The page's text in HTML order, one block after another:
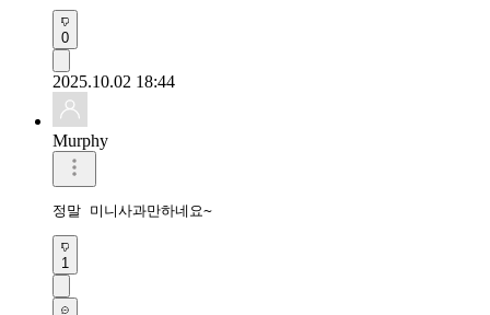
0
2025.10.02 18:44
Murphy
정말 미니사과만하네요~
1